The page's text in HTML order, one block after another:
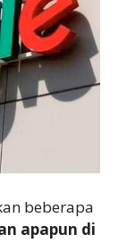
beberapa
apapun di